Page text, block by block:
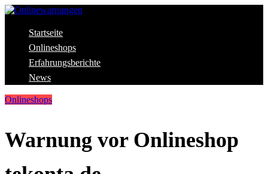
Skip
content
Onlinewarnungen
Aktuelle Warnungen vor Gefahren im Internet
Startseite
Onlineshops
Erfahrungsberichte
News
Onlineshops
Warnung vor Onlineshop